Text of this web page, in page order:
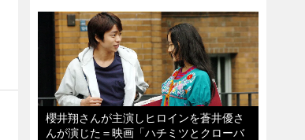
櫻井翔さんが主演しヒロインを蒼井優さ
んが演じた＝映画「ハチミツとクローバ